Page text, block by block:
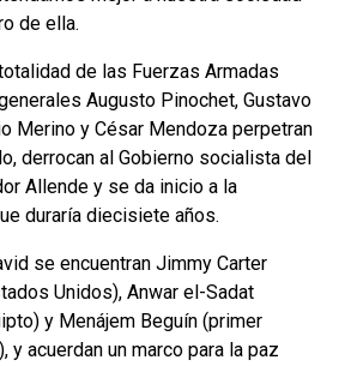
de ella.
de las Fuerzas Armadas
Augusto Pinochet, Gustavo
Merino y César Mendoza perpetran
derrocan al Gobierno socialista del
Allende y se da inicio a la
duraría diecisiete años.
se encuentran Jimmy Carter
Unidos), Anwar el-Sadat
y Menájem Beguín (primer
y acuerdan un marco para la paz